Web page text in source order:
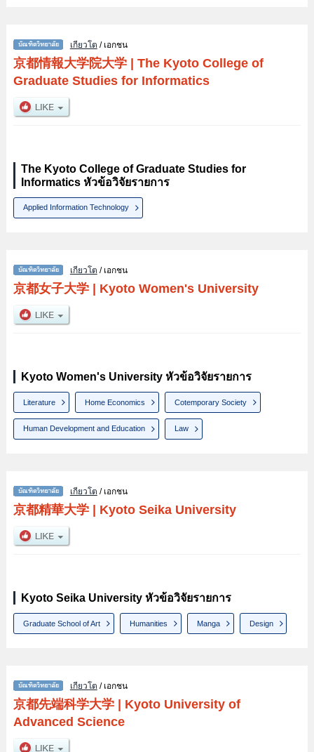
เกียวโต / เอกชน
京都情報大学院大学| The Kyoto College of
Graduate Studies for Informatics
The Kyoto College of Graduate Studies for
Informatics หัวข้อวิจัยรายการ
Applied Information Technology
เกียวโต / เอกชน
京都女子大学| Kyoto Women's University
Kyoto Women's University หัวข้อวิจัยรายการ
Literature Home Economics Cotemporary Society
Human Development and Education Law
เกียวโต / เอกชน
京都精華大学| Kyoto Seika University
Kyoto Seika University หัวข้อวิจัยรายการ
Graduate School of Art Humanities Manga Design
เกียวโต / เอกชน
京都先端科学大学| Kyoto University of
Advanced Science